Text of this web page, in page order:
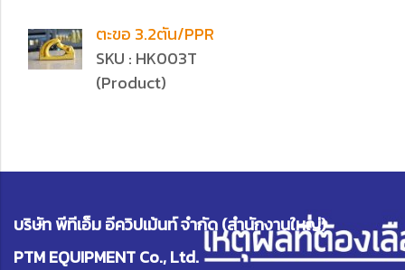
ตะขอ 3.2ตัน/PPR
SKU : HK003T
(Product)
บริษัท พีทีเอ็ม อีควิปเม้นท์ จำกัด (สำนักงานใหญ่)
PTM EQUIPMENT Co., Ltd.